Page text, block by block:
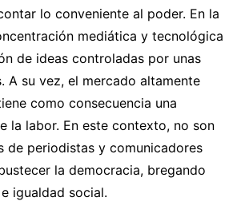
lo conveniente al poder. En la
mediática y tecnológica
de ideas controladas por unas
A su vez, el mercado altamente
como consecuencia una
la labor. En este contexto, no son
de periodistas y comunicadores
la democracia, bregando
igualdad social.